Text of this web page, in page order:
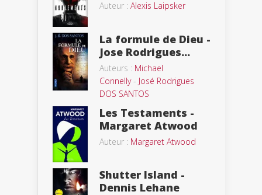
Auteur : Alexis Laipsker
La formule de Dieu -
Jose Rodrigues...
Auteurs : Michael
Connelly- José Rodrigues
DOS SANTOS
Les Testaments -
Margaret Atwood
Auteur : Margaret Atwood
Shutter Island -
Dennis Lehane